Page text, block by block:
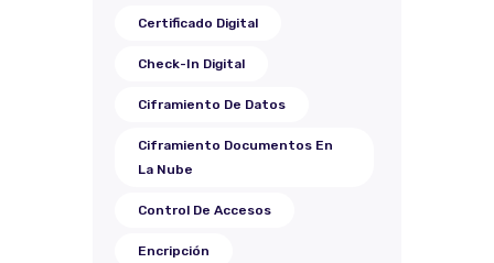
Certificado Digital
Check-In Digital
Ciframiento De Datos
Ciframiento Documentos En
La Nube
Control De Accesos
Encripción